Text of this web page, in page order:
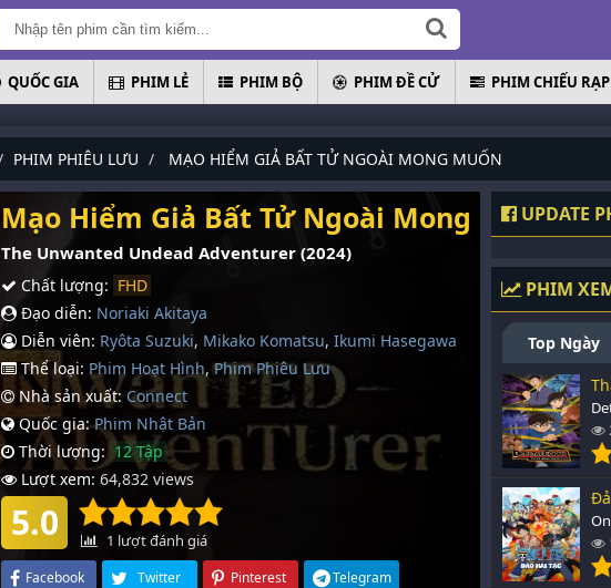
QUỐC GIA PHIM LẺ PHIM BỘ PHIM ĐỀ CỬ PHIM CHIẾU RẠP
PHIM PHIÊU LƯU MẠO HIỂM GIẢ BẤT TỬ NGOÀI MONG MUỐN
Mạo Hiểm Giả Bất Tử Ngoài Mong Muốn
The Unwanted Undead Adventurer (2024)
Chất lượng: FHD
Đạo diễn: Noriaki Akitaya
Diễn viên: Ryôta Suzuki, Mikako Komatsu, Ikumi Hasegawa
Thể loại: Phim Hoạt Hình,Phim Phiêu Lưu
Nhà sản xuất: Connect
Quốc gia: Phim Nhậ­t Bản
Thời lượng: 12 Tập
Lượt xem: 64,832 views
5.0 1 lượt đánh giá
Facebook Twitter Pinterest Telegram
UPDATE
PHIM
Top Ngày